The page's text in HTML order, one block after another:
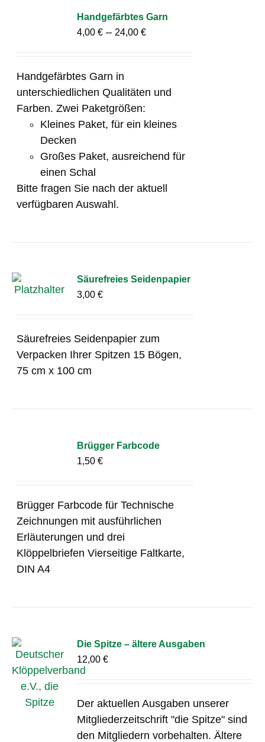
Handgefärbtes Garn
4,00€ – 24,00€
Handgefärbtes Garn in
unterschiedlichen Qualitäten und
Farben. Zwei Paketgrößen:
Kleines Paket, für ein kleines
Decken
Großes Paket, ausreichend für
einen Schal
Bitte fragen Sie nach der aktuell
verfügbaren Auswahl.
Säurefreies Seidenpapier
3,00€
Säurefreies Seidenpapier zum
Verpacken Ihrer Spitzen 15 Bögen,
75 cm x 100 cm
Brügger Farbcode
1,50€
Brügger Farbcode für Technische
Zeichnungen mit ausführlichen
Erläuterungen und drei
Klöppelbriefen Vierseitige Faltkarte,
DIN A4
Die Spitze – ältere Ausgaben
12,00€
Der aktuellen Ausgaben unserer
Mitgliederzeitschrift "die Spitze" sind
den Mitgliedern vorbehalten. Ältere